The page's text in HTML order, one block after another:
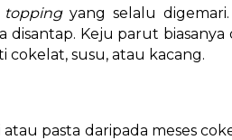
toppingyang selalu
Keju parut biasanya
cokelat, susu, atau kacang.
pasta daripada meses